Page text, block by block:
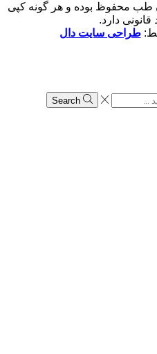
طب محفوظ بوده و هر گونه کپی
قانونی دارد.
طراحی سایت دال
Search